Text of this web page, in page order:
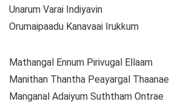
Unarum Varai Indiyavin
Orumaipaadu Kanavaai Irukkum
Mathangal Ennum Pirivugal Ellaam
Manithan Thantha Peayargal Thaanae
Manganal Adaiyum Suththam Ontrae